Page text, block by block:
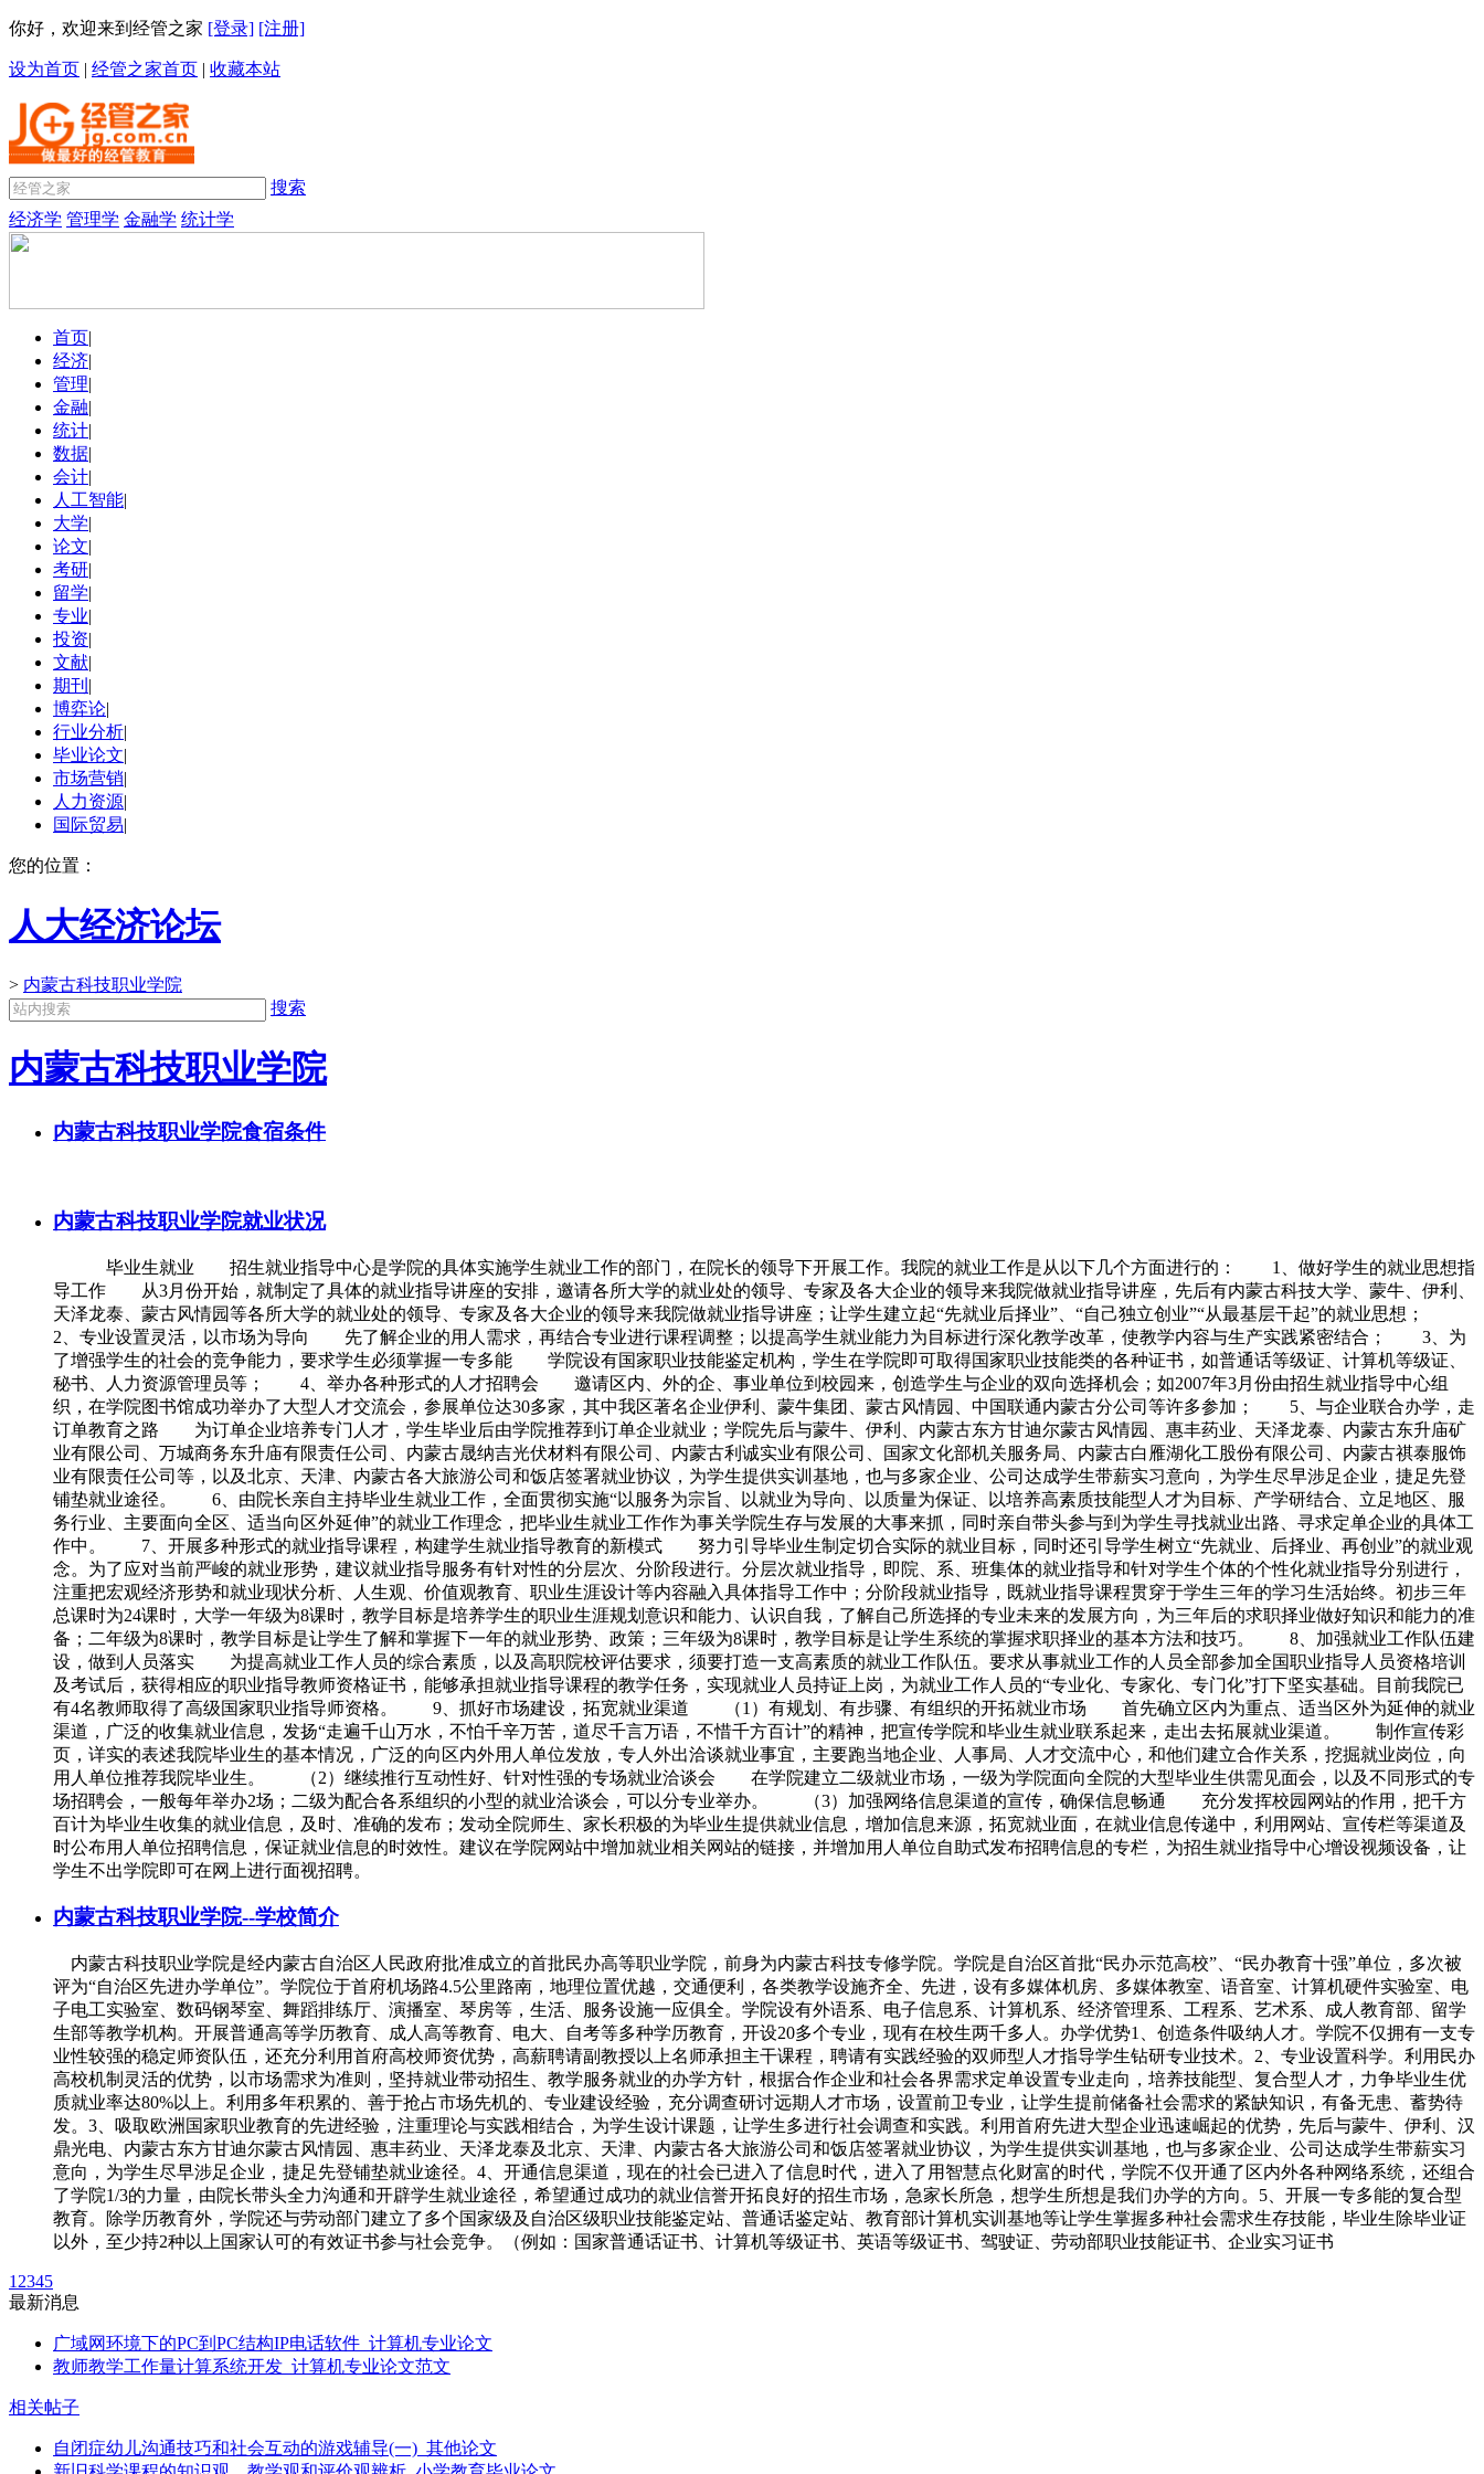
你好，欢迎来到经管之家 [登录] [注册]
设为首页 | 经管之家首页 | 收藏本站
搜索
经济学 管理学 金融学 统计学
首页|
经济|
管理|
金融|
统计|
数据|
会计|
人工智能|
大学|
论文|
考研|
留学|
专业|
投资|
文献|
期刊 |
博弈论|
行业分析|
毕业论文|
市场营销|
人力资源|
国际贸易|
您的位置：
人大经济论坛
> 内蒙古科技职业学院
搜索
内蒙古科技职业学院
内蒙古科技职业学院食宿条件
内蒙古科技职业学院就业状况
毕业生就业 招生就业指导中心是学院的具体实施学生就业工作的部门，在院长的领导下开展工作。我院的就业工作是从以下几个方面进行的： 1、做好学生的就业思想指
导工作 从3月份开始，就制定了具体的就业指导讲座的安排，邀请各所大学的就业处的领导、专家及各大企业的领导来我院做就业指导讲座，先后有内蒙古科技大学、蒙牛、伊利、
天泽龙泰、蒙古风情园等各所大学的就业处的领导、专家及各大企业的领导来我院做就业指导讲座；让学生建立起“先就业后择业”、“自己独立创业”“从最基层干起”的就业思想；
2、专业设置灵活，以市场为导向 先了解企业的用人需求，再结合专业进行课程调整；以提高学生就业能力为目标进行深化教学改革，使教学内容与生产实践紧密结合； 3、为
了增强学生的社会的竞争能力，要求学生必须掌握一专多能 学院设有国家职业技能鉴定机构，学生在学院即可取得国家职业技能类的各种证书，如普通话等级证、计算机等级证、
秘书、人力资源管理员等； 4、举办各种形式的人才招聘会 邀请区内、外的企、事业单位到校园来，创造学生与企业的双向选择机会；如2007年3月份由招生就业指导中心组
织，在学院图书馆成功举办了大型人才交流会，参展单位达30多家，其中我区著名企业伊利、蒙牛集团、蒙古风情园、中国联通内蒙古分公司等许多参加； 5、与企业联合办学，走
订单教育之路 为订单企业培养专门人才，学生毕业后由学院推荐到订单企业就业；学院先后与蒙牛、伊利、内蒙古东方甘迪尔蒙古风情园、惠丰药业、天泽龙泰、内蒙古东升庙矿
业有限公司、万城商务东升庙有限责任公司、内蒙古晟纳吉光伏材料有限公司、内蒙古利诚实业有限公司、国家文化部机关服务局、内蒙古白雁湖化工股份有限公司、内蒙古祺泰服饰
业有限责任公司等，以及北京、天津、内蒙古各大旅游公司和饭店签署就业协议，为学生提供实训基地，也与多家企业、公司达成学生带薪实习意向，为学生尽早涉足企业，捷足先登
铺垫就业途径。 6、由院长亲自主持毕业生就业工作，全面贯彻实施“以服务为宗旨、以就业为导向、以质量为保证、以培养高素质技能型人才为目标、产学研结合、立足地区、服
务行业、主要面向全区、适当向区外延伸”的就业工作理念，把毕业生就业工作作为事关学院生存与发展的大事来抓，同时亲自带头参与到为学生寻找就业出路、寻求定单企业的具体工
作中。 7、开展多种形式的就业指导课程，构建学生就业指导教育的新模式 努力引导毕业生制定切合实际的就业目标，同时还引导学生树立“先就业、后择业、再创业”的就业观
念。为了应对当前严峻的就业形势，建议就业指导服务有针对性的分层次、分阶段进行。分层次就业指导，即院、系、班集体的就业指导和针对学生个体的个性化就业指导分别进行，
注重把宏观经济形势和就业现状分析、人生观、价值观教育、职业生涯设计等内容融入具体指导工作中；分阶段就业指导，既就业指导课程贯穿于学生三年的学习生活始终。初步三年
总课时为24课时，大学一年级为8课时，教学目标是培养学生的职业生涯规划意识和能力、认识自我，了解自己所选择的专业未来的发展方向，为三年后的求职择业做好知识和能力的准
备；二年级为8课时，教学目标是让学生了解和掌握下一年的就业形势、政策；三年级为8课时，教学目标是让学生系统的掌握求职择业的基本方法和技巧。 8、加强就业工作队伍建
设，做到人员落实 为提高就业工作人员的综合素质，以及高职院校评估要求，须要打造一支高素质的就业工作队伍。要求从事就业工作的人员全部参加全国职业指导人员资格培训
及考试后，获得相应的职业指导教师资格证书，能够承担就业指导课程的教学任务，实现就业人员持证上岗，为就业工作人员的“专业化、专家化、专门化”打下坚实基础。目前我院已
有4名教师取得了高级国家职业指导师资格。 9、抓好市场建设，拓宽就业渠道 （1）有规划、有步骤、有组织的开拓就业市场 首先确立区内为重点、适当区外为延伸的就业
渠道，广泛的收集就业信息，发扬“走遍千山万水，不怕千辛万苦，道尽千言万语，不惜千方百计”的精神，把宣传学院和毕业生就业联系起来，走出去拓展就业渠道。 制作宣传彩
页，详实的表述我院毕业生的基本情况，广泛的向区内外用人单位发放，专人外出洽谈就业事宜，主要跑当地企业、人事局、人才交流中心，和他们建立合作关系，挖掘就业岗位，向
用人单位推荐我院毕业生。 （2）继续推行互动性好、针对性强的专场就业洽谈会 在学院建立二级就业市场，一级为学院面向全院的大型毕业生供需见面会，以及不同形式的专
场招聘会，一般每年举办2场；二级为配合各系组织的小型的就业洽谈会，可以分专业举办。 （3）加强网络信息渠道的宣传，确保信息畅通 充分发挥校园网站的作用，把千方
百计为毕业生收集的就业信息，及时、准确的发布；发动全院师生、家长积极的为毕业生提供就业信息，增加信息来源，拓宽就业面，在就业信息传递中，利用网站、宣传栏等渠道及
时公布用人单位招聘信息，保证就业信息的时效性。建议在学院网站中增加就业相关网站的链接，并增加用人单位自助式发布招聘信息的专栏，为招生就业指导中心增设视频设备，让
学生不出学院即可在网上进行面视招聘。
内蒙古科技职业学院--学校简介
内蒙古科技职业学院是经内蒙古自治区人民政府批准成立的首批民办高等职业学院，前身为内蒙古科技专修学院。学院是自治区首批“民办示范高校”、“民办教育十强”单位，多次被
评为“自治区先进办学单位”。学院位于首府机场路4.5公里路南，地理位置优越，交通便利，各类教学设施齐全、先进，设有多媒体机房、多媒体教室、语音室、计算机硬件实验室、电
子电工实验室、数码钢琴室、舞蹈排练厅、演播室、琴房等，生活、服务设施一应俱全。学院设有外语系、电子信息系、计算机系、经济管理系、工程系、艺术系、成人教育部、留学
生部等教学机构。开展普通高等学历教育、成人高等教育、电大、自考等多种学历教育，开设20多个专业，现有在校生两千多人。办学优势1、创造条件吸纳人才。学院不仅拥有一支专
业性较强的稳定师资队伍，还充分利用首府高校师资优势，高薪聘请副教授以上名师承担主干课程，聘请有实践经验的双师型人才指导学生钻研专业技术。2、专业设置科学。利用民办
高校机制灵活的优势，以市场需求为准则，坚持就业带动招生、教学服务就业的办学方针，根据合作企业和社会各界需求定单设置专业走向，培养技能型、复合型人才，力争毕业生优
质就业率达80%以上。利用多年积累的、善于抢占市场先机的、专业建设经验，充分调查研讨远期人才市场，设置前卫专业，让学生提前储备社会需求的紧缺知识，有备无患、蓄势待
发。3、吸取欧洲国家职业教育的先进经验，注重理论与实践相结合，为学生设计课题，让学生多进行社会调查和实践。利用首府先进大型企业迅速崛起的优势，先后与蒙牛、伊利、汉
鼎光电、内蒙古东方甘迪尔蒙古风情园、惠丰药业、天泽龙泰及北京、天津、内蒙古各大旅游公司和饭店签署就业协议，为学生提供实训基地，也与多家企业、公司达成学生带薪实习
意向，为学生尽早涉足企业，捷足先登铺垫就业途径。4、开通信息渠道，现在的社会已进入了信息时代，进入了用智慧点化财富的时代，学院不仅开通了区内外各种网络系统，还组合
了学院1/3的力量，由院长带头全力沟通和开辟学生就业途径，希望通过成功的就业信誉开拓良好的招生市场，急家长所急，想学生所想是我们办学的方向。5、开展一专多能的复合型
教育。除学历教育外，学院还与劳动部门建立了多个国家级及自治区级职业技能鉴定站、普通话鉴定站、教育部计算机实训基地等让学生掌握多种社会需求生存技能，毕业生除毕业证
以外，至少持2种以上国家认可的有效证书参与社会竞争。（例如：国家普通话证书、计算机等级证书、英语等级证书、驾驶证、劳动部职业技能证书、企业实习证书
1 2345
最新消息
广域网环境下的PC到PC结构IP电话软件_计算机专业论文
教师教学工作量计算系统开发_计算机专业论文范文
相关帖子
自闭症幼儿沟通技巧和社会互动的游戏辅导(一)_其他论文